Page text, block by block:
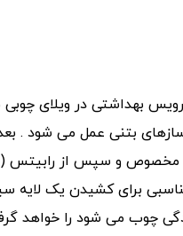
بهداشتی در ویلای
بتنی عمل می شود .
مخصوص و سپس از رابیتس (
برای کشیدن یک لایه
می شود را خواهد